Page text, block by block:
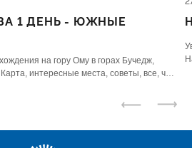
1 ДЕНЬ - ЮЖНЫЕ
на гору Ому в горах Бучедж,
интересные места, советы, все, что